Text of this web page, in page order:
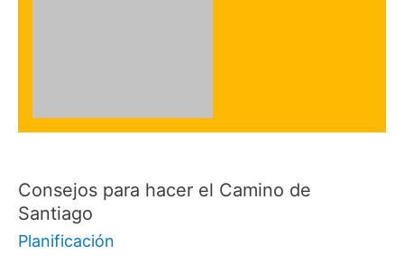
Consejos para hacer el Camino de
Santiago
Planificación